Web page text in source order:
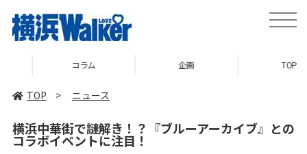
toggle
TOP > ニュース
横浜中華街で謎解き！？『ブルーアーカイブ』との
コラボイベントに注目！